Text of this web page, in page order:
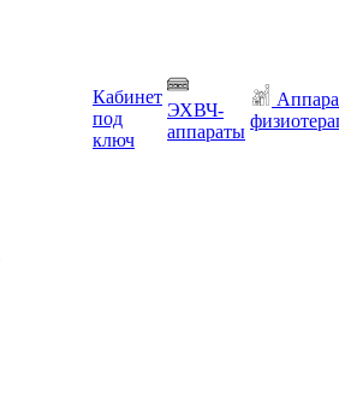
Кабинет
под
ключ
ЭХВЧ-
аппараты